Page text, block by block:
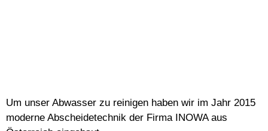
Um unser Abwasser zu reinigen haben wir im Jahr 2015
moderne Abscheidetechnik der Firma INOWA aus